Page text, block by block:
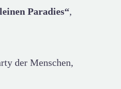
Paradies“,
der Menschen,